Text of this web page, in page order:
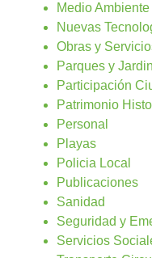
Medio Ambiente
Nuevas
Obras y
Parques y
Participación
Patrimonio
Personal
Playas
Policia Local
Publicaciones
Sanidad
Seguridad y
Servicios